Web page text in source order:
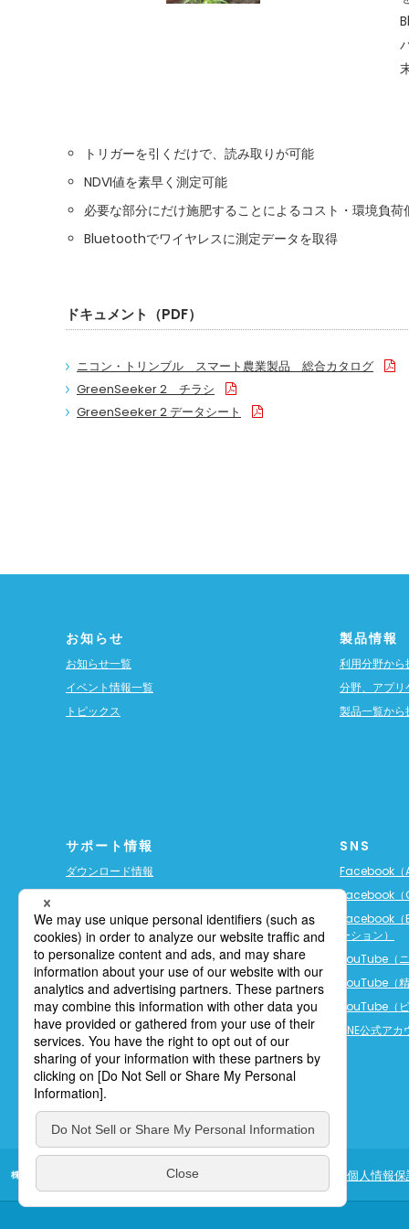
トリガーを引くだけで、読み取りが可能
NDVI値を素早く測定可能
必要な部分にだけ施肥することによるコスト・環境負荷
Bluetoothでワイヤレスに測定データを取得
ドキュメント（PDF）
ニコン・トリンブル スマート農業製品 総合カタログ
GreenSeeker 2 チラシ
GreenSeeker 2 データシート
お知らせ
お知らせ一覧
イベント情報一覧
トピックス
製品情報
利用分野から
分野、アプ
製品一覧から
サポート情報
ダウンロード情報
ソフト保守サービス（ご契約者様専用）
3D-CXサービス（ご契約者様専用）
Trimble保証プラン
税制優遇・補助金制度
GNSS衛星情報
JSIMAの規格について
カタログPDFファイル一覧
FAQ（よくあるご質問）
その他技術情報
SNS
Facebook（
Facebook（
Facebook
ーション）
YouTube（
YouTube（
YouTube（
LINE公式ア
個人情報